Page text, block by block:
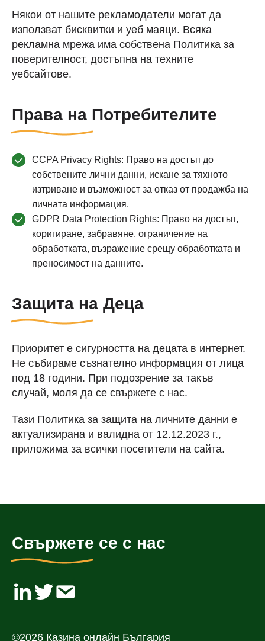
Някои от нашите рекламодатели могат да
използват бисквитки и уеб маяци. Всяка
рекламна мрежа има собствена Политика за
поверителност, достъпна на техните
уебсайтове.
Права на Потребителите
CCPA Privacy Rights: Право на достъп до
собствените лични данни, искане за тяхното
изтриване и възможност за отказ от продажба на
личната информация.
GDPR Data Protection Rights: Право на достъп,
коригиране, забравяне, ограничение на
обработката, възражение срещу обработката и
преносимост на данните.
Защита на Деца
Приоритет е сигурността на децата в интернет.
Не събираме съзнателно информация от лица
под 18 години. При подозрение за такъв
случай, моля да се свържете с нас.
Тази Политика за защита на личните данни е
актуализирана и валидна от 12.12.2023 г.,
приложима за всички посетители на сайта.
Свържете се с нас
©2026 Казина онлайн България